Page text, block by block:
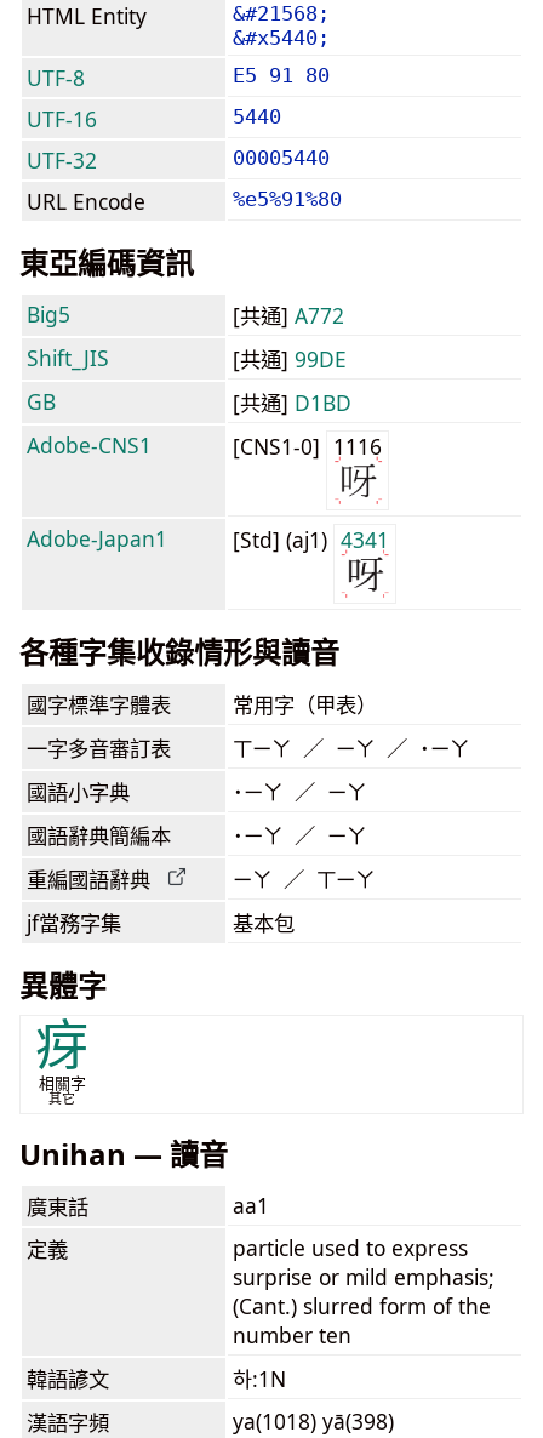
HTML Entity
&#21568;
&#x5440;
UTF-8 E5 91 80
UTF-16 5440
UTF-32 00005440
URL Encode %e5%91%80
東亞編碼資訊
Big5 [共通] A772
Shift_JIS
[共通] 99DE
GB
[共通] D1BD
Adobe-CNS1
[CNS1-0] 1116
Adobe-Japan1 [Std] (aj1) 4341
各種字集收錄情形與讀音
國字標準字體表 常用字（甲表）
一字多音審訂表 ㄒㄧㄚ ／ ㄧㄚ ／ ˙ㄧㄚ
國語小字典 ˙ㄧㄚ ／ ㄧㄚ
國語辭典簡編本 ˙ㄧㄚ ／ ㄧㄚ
重編國語辭典 ㄧㄚ ／ ㄒㄧㄚ
jf當務字集 基本包
異體字
疨
相關字
其它
Unihan — 讀音
廣東話
aa1
定義
particle used to express
surprise or mild emphasis;
(Cant.) slurred form of the
number ten
韓語諺文
하:1N
漢語字頻
ya(1018) yā(398)